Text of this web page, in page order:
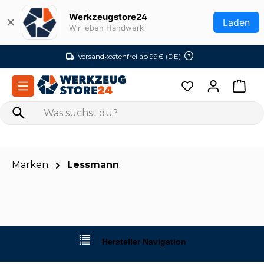
Zum Hauptinhalt springen
✕ Werkzeugstore24
Wir leben Handwerk Laden
Versandkostenfrei ab 99€ (DE)
Marken Lessmann
Hersteller Navigation